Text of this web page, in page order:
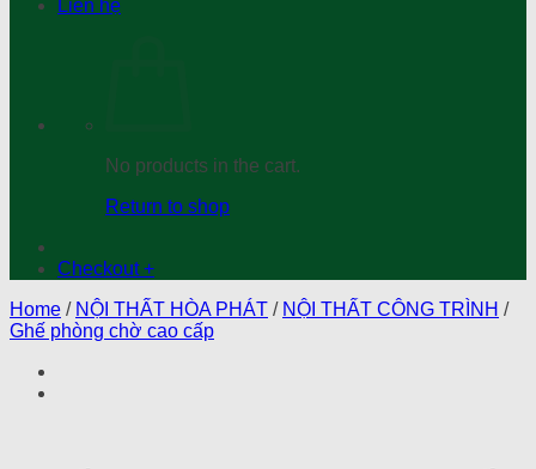
Liên hệ
No products in the cart.
Return to shop
Checkout +
Home / NỘI THẤT HÒA PHÁT / NỘI THẤT CÔNG TRÌNH /
Ghế phòng chờ cao cấp